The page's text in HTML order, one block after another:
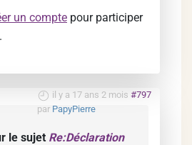
un compte pour participer
il y a 17 ans 2 mois #797
par PapyPierre
le sujet Re:Déclaration